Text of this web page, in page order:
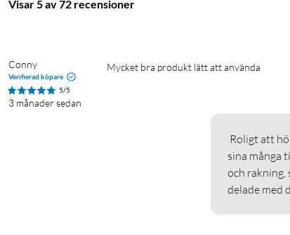
Batteritid: Upp till 60 minuter
Display: –
Rengöring: Trimmerhuvuden och kammar tas av och sköljs
Mått (trimmer): 170x40x35 mm
5 trimmerhuvuden (brett skärhuvud, precisionshuvud,
Visar 5 av 72 recensioner
Conny
Verifierad köpare
5/5
3 månader sedan
Mycket bra produkt lätt att använda
sina många
och rakning,
delade med